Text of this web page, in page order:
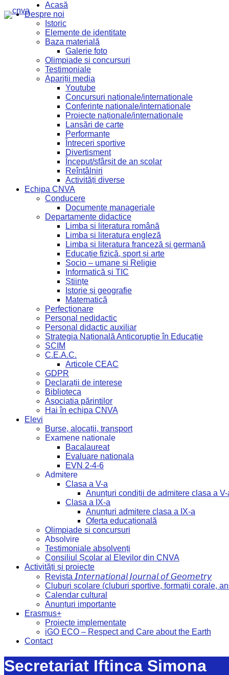
Acasă
Despre noi
Istoric
Elemente de identitate
Baza materială
Galerie foto
Olimpiade si concursuri
Testimoniale
Apariții media
Youtube
Concursuri naționale/internationale
Conferințe naționale/internationale
Proiecte naționale/internationale
Lansări de carte
Performanțe
Întreceri sportive
Divertisment
Început/sfârșit de an școlar
Reîntâlniri
Activități diverse
Echipa CNVA
Conducere
Documente manageriale
Departamente didactice
Limba și literatura română
Limba și literatura engleză
Limba și literatura franceză și germană
Educație fizică, sport și arte
Socio – umane și Religie
Informatică și TIC
Științe
Istorie și geografie
Matematică
Perfecționare
Personal nedidactic
Personal didactic auxiliar
Strategia Națională Anticorupție în Educație
SCIM
C.E.A.C.
Articole CEAC
GDPR
Declarații de interese
Biblioteca
Asociatia părintilor
Hai în echipa CNVA
Elevi
Burse, alocații, transport
Examene nationale
Bacalaureat
Evaluare nationala
EVN 2-4-6
Admitere
Clasa a V-a
Anunțuri condiții de admitere clasa a V-
Clasa a IX-a
Anunțuri admitere clasa a IX-a
Oferta educațională
Olimpiade si concursuri
Absolvire
Testimoniale absolvenți
Consiliul Școlar al Elevilor din CNVA
Activități și proiecte
Revista 𝘐𝘯𝘵𝘦𝘳𝘯𝘢𝘵𝘪𝘰𝘯𝘢𝘭 𝘑𝘰𝘶𝘳𝘯𝘢𝘭 𝘰𝘧 𝘎𝘦𝘰𝘮𝘦𝘵𝘳𝘺
Cluburi școlare (cluburi sportive, formații corale,
Calendar cultural
Anunțuri importante
Erasmus+
Proiecte implementate
iGO ECO – Respect and Care about the Earth
Contact
Secretariat Iftinca Simona